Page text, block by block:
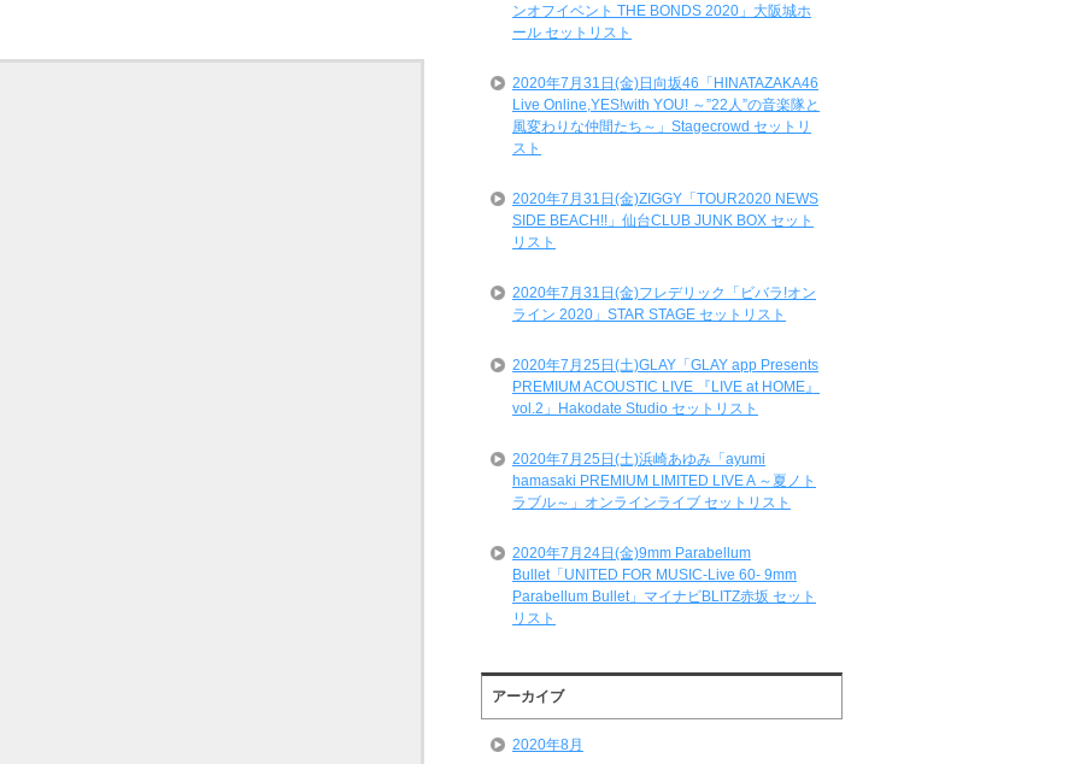
ンオフイベント THE BONDS 2020」大阪城ホ
ール セットリスト
2020年7月31日(金)日向坂46「HINATAZAKA46
Live Online,YES!with YOU! ～”22人”の音楽隊と
風変わりな仲間たち～」Stagecrowd セットリ
スト
2020年7月31日(金)ZIGGY「TOUR2020 NEWS
SIDE BEACH!!」仙台CLUB JUNK BOX セット
リスト
2020年7月31日(金)フレデリック「ビバラ!オン
ライン 2020」STAR STAGE セットリスト
2020年7月25日(土)GLAY「GLAY app Presents
PREMIUM ACOUSTIC LIVE 『LIVE at HOME』
vol.2」Hakodate Studio セットリスト
2020年7月25日(土)浜崎あゆみ「ayumi
hamasaki PREMIUM LIMITED LIVE A ～夏ノト
ラブル～」オンラインライブ セットリスト
2020年7月24日(金)9mm Parabellum
Bullet「UNITED FOR MUSIC-Live 60- 9mm
Parabellum Bullet」マイナビBLITZ赤坂 セット
リスト
アーカイブ
2020年8月